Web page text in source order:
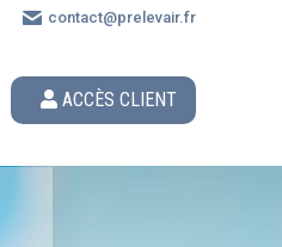
contact@prelevair.fr
ACCÈS CLIENT